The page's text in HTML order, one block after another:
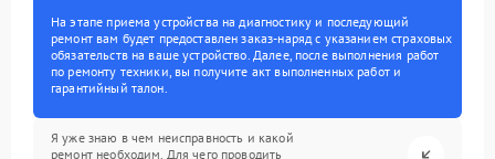
На этапе приема устройства на диагностику и последующий
ремонт вам будет предоставлен заказ-наряд с указанием страховых
обязательств на ваше устройство. Далее, после выполнения работ
по ремонту техники, вы получите акт выполненных работ и
гарантийный талон.
Я уже знаю в чем неисправность и какой
ремонт необходим. Для чего проводить